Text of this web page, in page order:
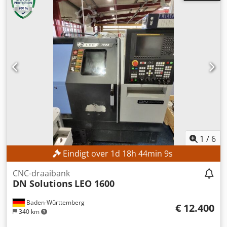
1 / 6
Eindigt over 1d 18h 44min 8s
Baden-Württemberg
340 km
CNC-draaibank
DN Solutions LEO 1600
€ 12.400